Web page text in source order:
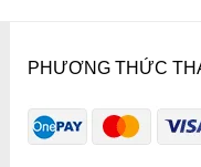
PHƯƠNG THỨC